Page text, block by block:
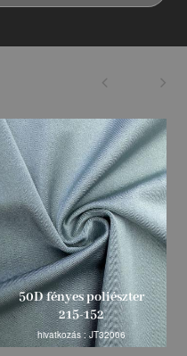
50D fényes poliészter
215-152
hivatkozás : JT32006